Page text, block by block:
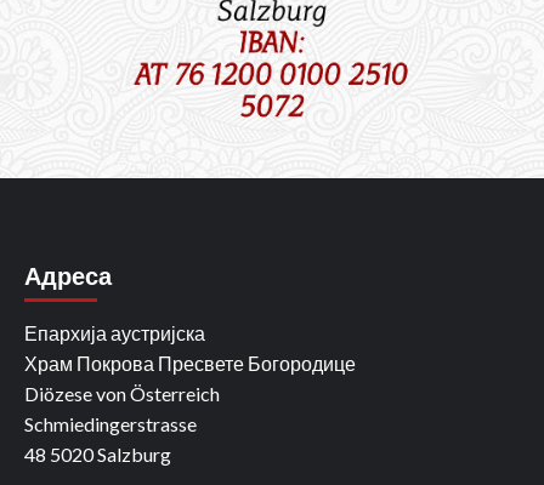
Адреса
Епархија аустријска
Храм Покрова Пресвете Богородице
Diözese von Österreich
Schmiedingerstrasse
48 5020 Salzburg